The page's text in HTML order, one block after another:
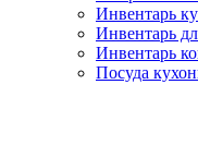
Инвентарь
Инвентарь
Инвентарь
Посуда